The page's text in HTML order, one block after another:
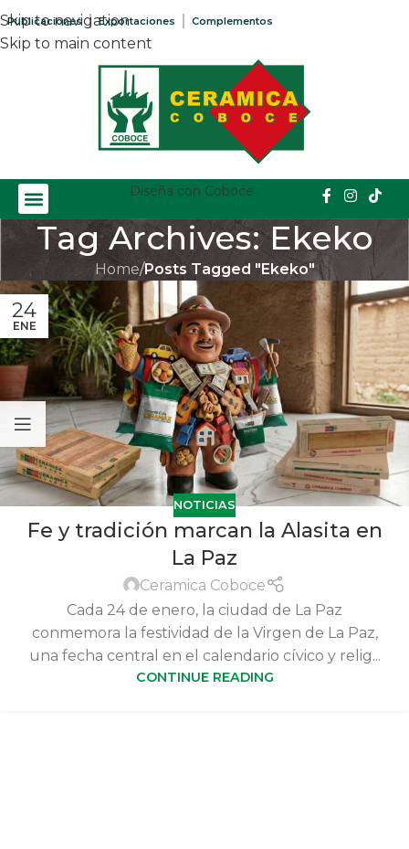
Skip to navigation
Skip to main content
Publicaciones Exportaciones Complementos
Diseña con Coboce
Tag Archives: Ekeko
Home/Posts Tagged "Ekeko"
24
ENE
NOTICIAS
Fe y tradición marcan la Alasita en
La Paz
Ceramica Coboce
Cada 24 de enero, la ciudad de La Paz
conmemora la festividad de la Virgen de La Paz,
una fecha central en el calendario cívico y relig...
CONTINUE READING